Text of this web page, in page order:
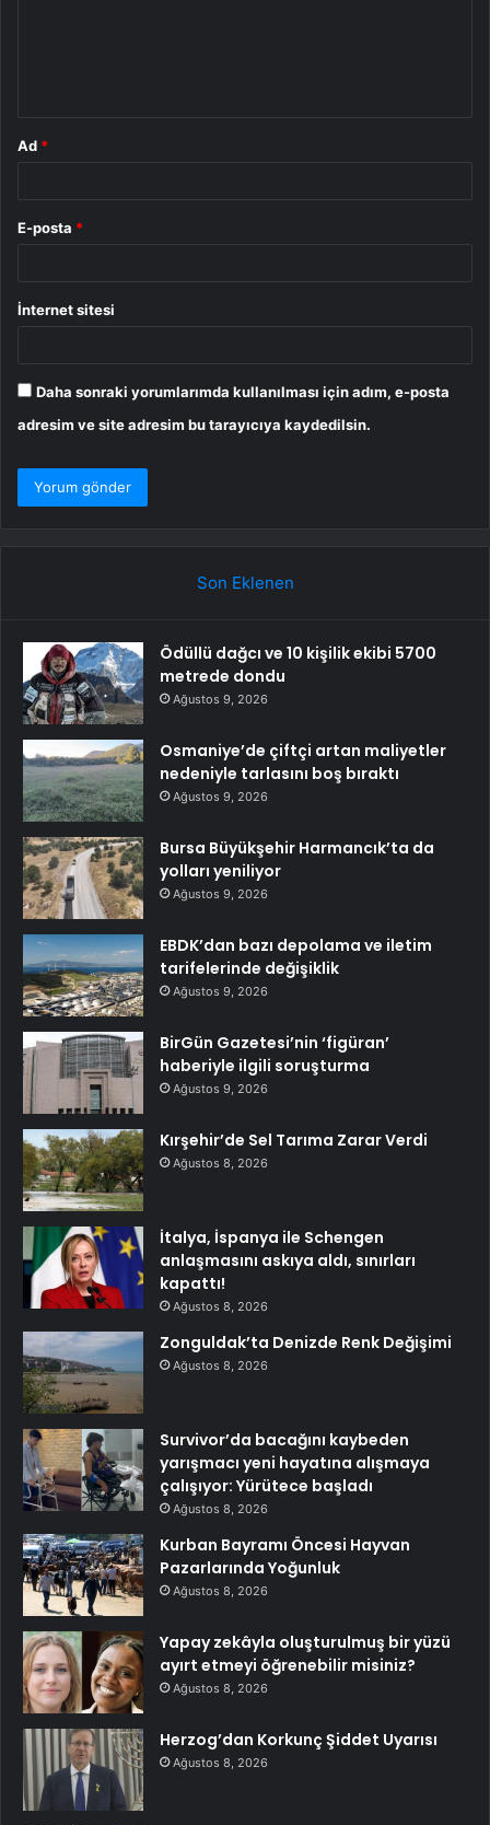
Ad *
E-posta *
İnternet sitesi
Daha sonraki yorumlarımda kullanılması için adım, e-posta
adresim ve site adresim bu tarayıcıya kaydedilsin.
Son Eklenen
Ödüllü dağcı ve 10 kişilik ekibi 5700
metrede dondu
Ağustos 9, 2026
Osmaniye’de çiftçi artan maliyetler
nedeniyle tarlasını boş bıraktı
Ağustos 9, 2026
Bursa Büyükşehir Harmancık’ta da
yolları yeniliyor
Ağustos 9, 2026
EBDK’dan bazı depolama ve iletim
tarifelerinde değişiklik
Ağustos 9, 2026
BirGün Gazetesi’nin ‘figüran’
haberiyle ilgili soruşturma
Ağustos 9, 2026
Kırşehir’de Sel Tarıma Zarar Verdi
Ağustos 8, 2026
İtalya, İspanya ile Schengen
anlaşmasını askıya aldı, sınırları
kapattı!
Ağustos 8, 2026
Zonguldak’ta Denizde Renk Değişimi
Ağustos 8, 2026
Survivor’da bacağını kaybeden
yarışmacı yeni hayatına alışmaya
çalışıyor: Yürütece başladı
Ağustos 8, 2026
Kurban Bayramı Öncesi Hayvan
Pazarlarında Yoğunluk
Ağustos 8, 2026
Yapay zekâyla oluşturulmuş bir yüzü
ayırt etmeyi öğrenebilir misiniz?
Ağustos 8, 2026
Herzog’dan Korkunç Şiddet Uyarısı
Ağustos 8, 2026